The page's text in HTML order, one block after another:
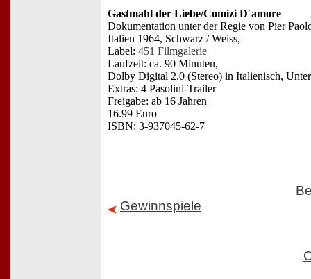
Gastmahl der Liebe/Comizi D´amore
Dokumentation unter der Regie von Pier
Italien 1964, Schwarz / Weiss,
Label: 451 Filmgalerie
Laufzeit: ca. 90 Minuten,
Dolby Digital 2.0 (Stereo) in Italienisch,
Extras: 4 Pasolini-Trailer
Freigabe: ab 16 Jahren
16.99 Euro
ISBN: 3-937045-62-7
Gewinnspiele